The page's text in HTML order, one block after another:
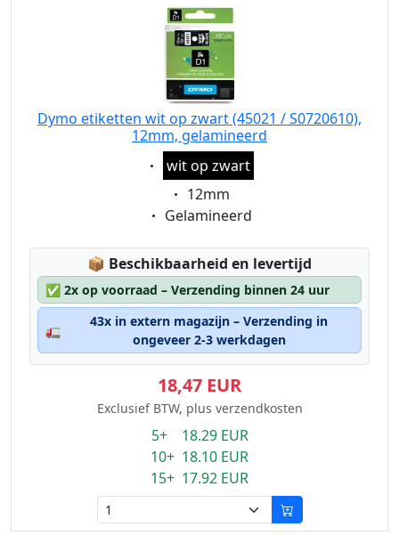
Dymo etiketten wit op zwart (45021 / S0720610),
12mm, gelamineerd
Eigenschaft:
wit op zwart
Eigenschaft:
12mm
Eigenschaft:
Gelamineerd
📦 Lagerstatus:
Beschikbaarheid en levertijd
✅ 2x op voorraad – Verzending binnen 24 uur
🚛
43x in extern magazijn – Verzending in
ongeveer 2-3 werkdagen
18,47 EUR
Exclusief BTW, plus verzendkosten
5+ 18.29 EUR
10+ 18.10 EUR
15+ 17.92 EUR